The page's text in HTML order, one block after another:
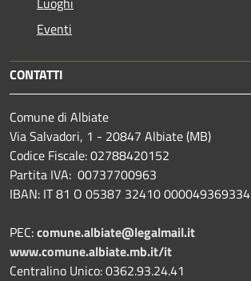
Eventi
CONTATTI
Comune di Albiate
Via Salvadori, 1 - 20847 Albiate (MB)
Codice Fiscale: 02788420152
Partita IVA: 00737700963
IBAN: IT 81 O 05387 32410 000049369334
PEC:comune.albiate@legalmail.it
www.comune.albiate.mb.it/it
Centralino Unico: 0362.93.24.41